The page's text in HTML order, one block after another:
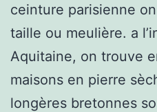
ceinture parisienne
taille ou meulière. a
Aquitaine, on trouve
maisons en pierre
longères bretonnes